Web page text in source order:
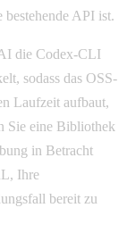
API ist.
die Codex-CLI
sodass das OSS-
Laufzeit aufbaut,
Sie eine Bibliothek
in Betracht
Ihre
bereit zu